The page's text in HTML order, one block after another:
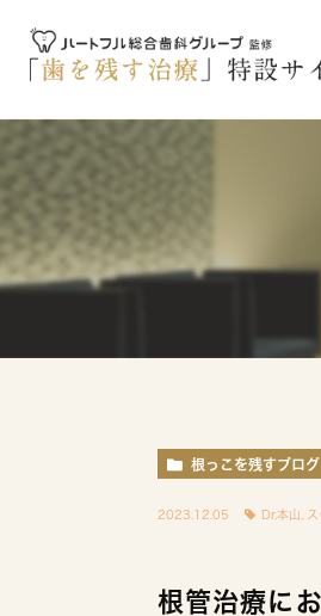
根っこを残すブログ
2023.12.05 Dr.本山
根管治療に